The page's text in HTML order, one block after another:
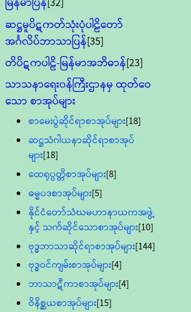
ဆဋ္ဌမူပိဋကတ်သုံးပုံပါဠိတော်
အင်္ဂလိပ်ဘာသာပြန်[35]
တိပိဋကပါဠိ-မြန်မာအဘိဓာန်[23]
သာသနာရေး၀န်ကြီးဌာနမှ ထုတ်ဝေ
သော စာအုပ်များ
စာမေးပွဲဆိုင်ရာစာအုပ်များ[18]
ဆဋ္ဌသံဂါယနာဆိုင်ရာစာအုပ်
များ[18]
ထေရုပ္ပတ္တိစာအုပ်များ[8]
ဓမ္မပဒစာအုပ်များ[5]
နိုင်ငံတော်သံဃမဟာနာယကအဖွဲ့
နှင့် သက်ဆိုင်သောစာအုပ်များ[10]
ဗုဒ္ဓဘာသာဆိုင်ရာစာအုပ်များ[144]
ဗုဒ္ဓဝင်ကျမ်းစာအုပ်များ[4]
ဘာသာဋီကာစာအုပ်များ[4]
ဝိနိစ္ဆယစာအုပ်များ[15]